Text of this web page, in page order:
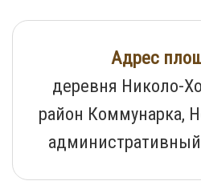
Адрес
деревня Николо-
район Коммунарка,